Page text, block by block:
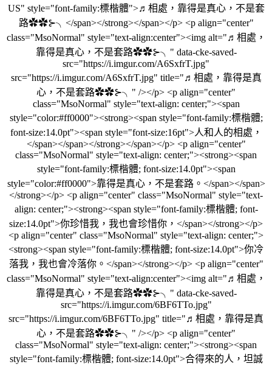
US" style="font-family:標楷體">♬相處，靠得是真心，不是套
路✿✿⊱╮</span></strong></span></p> <p align="center"
class="MsoNormal" style="text-align:center"><img alt="♬相處，
靠得是真心，不是套路✿✿⊱╮" data-cke-saved-
src="https://i.imgur.com/A6SxfrT.jpg"
src="https://i.imgur.com/A6SxfrT.jpg" title="♬相處，靠得是真
心，不是套路✿✿⊱╮" /></p> <p align="center"
class="MsoNormal" style="text-align: center;"><span
style="color:#ff0000"><strong><span style="font-family:標楷體;
font-size:14.0pt"><span style="font-size:16pt">人和人的相處，
</span></span></strong></span></p> <p align="center"
class="MsoNormal" style="text-align: center;"><strong><span
style="font-family:標楷體; font-size:14.0pt"><span
style="color:#ff0000">靠得是真心，不是套路。</span></span>
</strong></p> <p align="center" class="MsoNormal" style="text-
align: center;"><strong><span style="font-family:標楷體; font-
size:14.0pt">你珍惜我，我也會珍惜你，</span></strong></p>
<p align="center" class="MsoNormal" style="text-align: center;">
<strong><span style="font-family:標楷體; font-size:14.0pt">你冷
落我，我也會冷落你。</span></strong></p> <p align="center"
class="MsoNormal" style="text-align:center"><img alt="♬相處，
靠得是真心，不是套路✿✿⊱╮" data-cke-saved-
src="https://i.imgur.com/6BF6TTo.jpg"
src="https://i.imgur.com/6BF6TTo.jpg" title="♬相處，靠得是真
心，不是套路✿✿⊱╮" /></p> <p align="center"
class="MsoNormal" style="text-align: center;"><strong><span
style="font-family:標楷體; font-size:14.0pt">合得來的人，坦誠